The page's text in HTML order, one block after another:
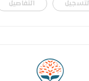
التسجيل التفاصيل